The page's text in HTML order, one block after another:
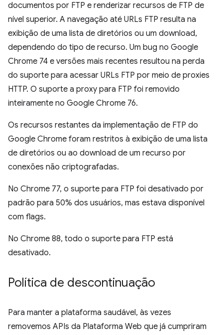
documentos por FTP e renderizar recursos de FTP de
nível superior. A navegação até URLs FTP resulta na
exibição de uma lista de diretórios ou um download,
dependendo do tipo de recurso. Um bug no Google
Chrome 74 e versões mais recentes resultou na perda
do suporte para acessar URLs FTP por meio de proxies
HTTP. O suporte a proxy para FTP foi removido
inteiramente no Google Chrome 76.
Os recursos restantes da implementação de FTP do
Google Chrome foram restritos à exibição de uma lista
de diretórios ou ao download de um recurso por
conexões não criptografadas.
No Chrome 77, o suporte para FTP foi desativado por
padrão para 50% dos usuários, mas estava disponível
com flags.
No Chrome 88, todo o suporte para FTP está
desativado.
Política de descontinuação
Para manter a plataforma saudável, às vezes
removemos APIs da Plataforma Web que já cumpriram